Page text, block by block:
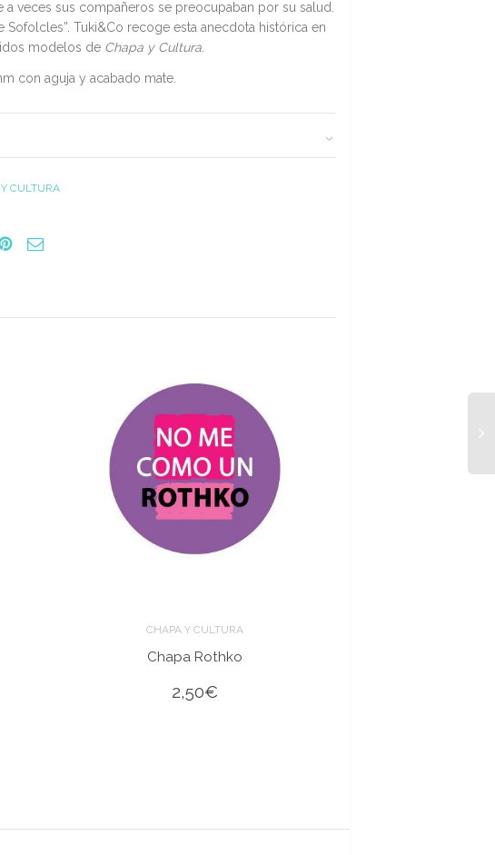
a veces sus compañeros se preocupaban por su salud.
Sofolcles”. Tuki&Co recoge esta anecdota histórica en
modelos de Chapa y Cultura
con aguja y acabado mate.
CULTURA
CHAPA Y CULTURA
Chapa Rothko
2,50€